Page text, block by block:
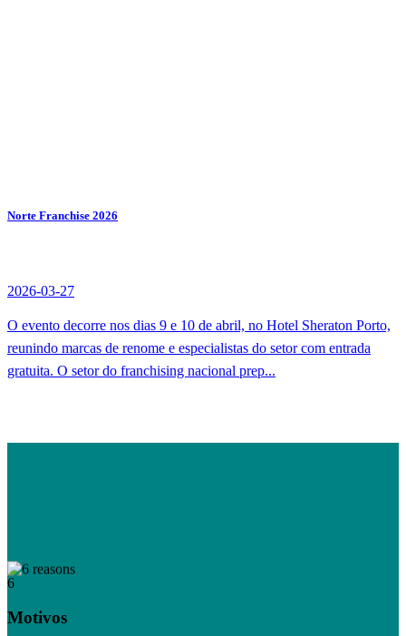
Norte Franchise 2026
2026-03-27
O evento decorre nos dias 9 e 10 de abril, no Hotel Sheraton Porto,
reunindo marcas de renome e especialistas do setor com entrada
gratuita. O setor do franchising nacional prep...
6
Motivos